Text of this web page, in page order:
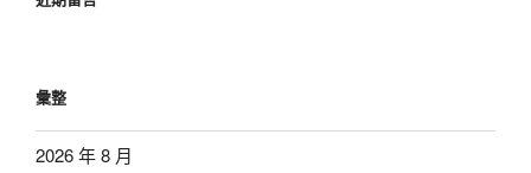
彙整
2026 年 8 月